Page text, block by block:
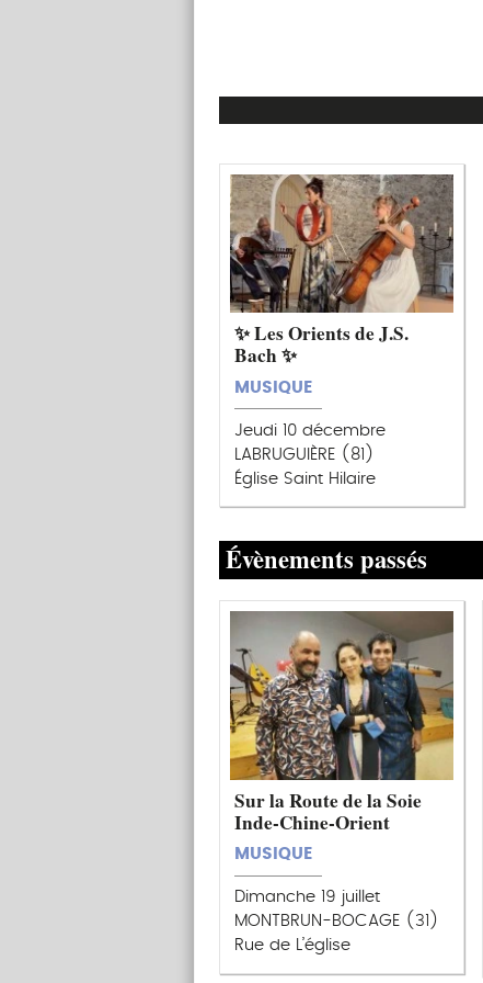
✨ Les Orients de J.S.
Bach ✨
MUSIQUE
Jeudi 10 décembre
LABRUGUIÈRE (81)
Église Saint Hilaire
Évènements passés
Sur la Route de la Soie
Inde-Chine-Orient
MUSIQUE
Dimanche 19 juillet
MONTBRUN-BOCAGE (31)
Rue de L’église